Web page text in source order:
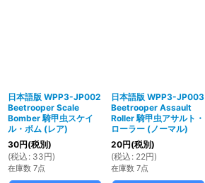
日本語版 WPP3-JP002
Beetrooper Scale
Bomber 騎甲虫スケイ
ル・ボム (レア)
30円(税別)
(税込 : 33円)
在庫数 7点
日本語版 WPP3-JP003
Beetrooper Assault
Roller 騎甲虫アサルト・
ローラー (ノーマル)
20円(税別)
(税込 : 22円)
在庫数 7点